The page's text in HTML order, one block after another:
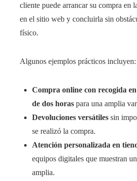
cliente puede arrancar su compra en
en el sitio web y concluirla sin
físico.
Algunos ejemplos prácticos incluyen:
Compra online con recogida
de dos horas para una amplia
Devoluciones versátiles sin
se realizó la compra.
Atención personalizada en
equipos digitales que muestran
amplia.